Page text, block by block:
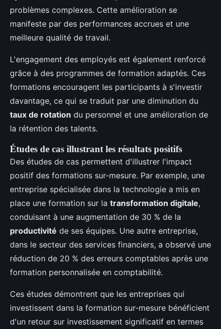
problèmes complexes. Cette amélioration se
manifeste par des performances accrues et une
meilleure qualité de travail.
L'engagement des employés est également renforcé
grâce à des programmes de formation adaptés. Ces
formations encouragent les participants à s'investir
davantage, ce qui se traduit par une diminution du
taux de rotation du personnel et une amélioration de
la rétention des talents.
Études de cas illustrant les résultats positifs
Des études de cas permettent d'illustrer l'impact
positif des formations sur-mesure. Par exemple, une
entreprise spécialisée dans la technologie a mis en
place une formation sur la transformation digitale,
conduisant à une augmentation de 30 % de la
productivité de ses équipes. Une autre entreprise,
dans le secteur des services financiers, a observé une
réduction de 20 % des erreurs comptables après une
formation personnalisée en comptabilité.
Ces études démontrent que les entreprises qui
investissent dans la formation sur-mesure bénéficient
d'un retour sur investissement significatif en termes